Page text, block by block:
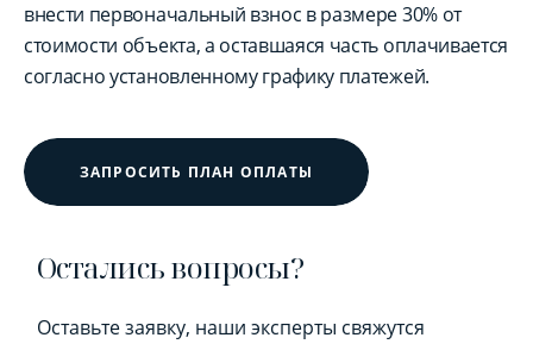
внести первоначальный взнос в размере 30% от
стоимости объекта, а оставшаяся часть оплачивается
согласно установленному графику платежей.
ЗАПРОСИТЬ ПЛАН ОПЛАТЫ
Остались вопросы?
Оставьте заявку, наши эксперты свяжутся